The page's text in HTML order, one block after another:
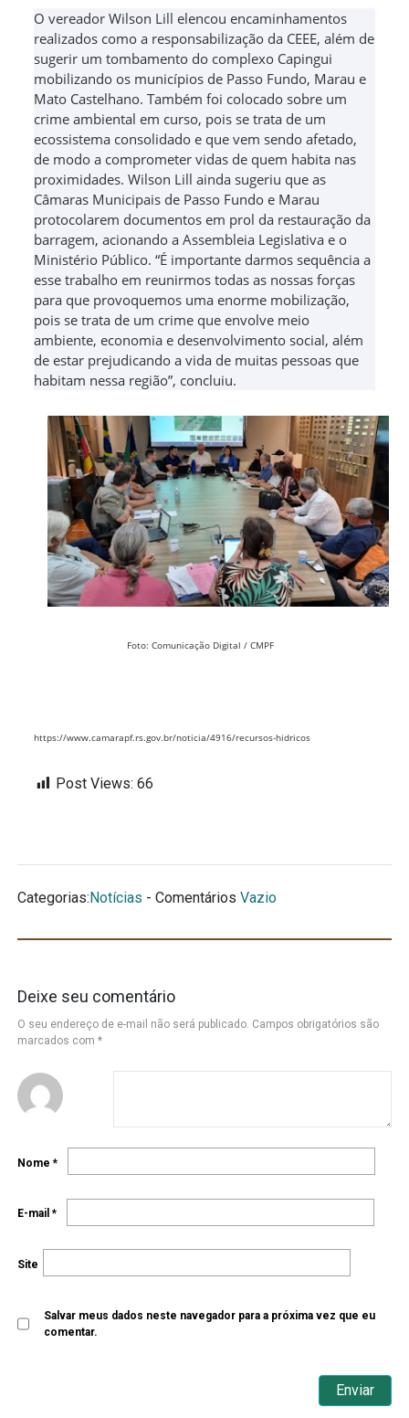
O vereador Wilson Lill elencou encaminhamentos
realizados como a responsabilização da CEEE, além de
sugerir um tombamento do complexo Capingui
mobilizando os municípios de Passo Fundo, Marau e
Mato Castelhano. Também foi colocado sobre um
crime ambiental em curso, pois se trata de um
ecossistema consolidado e que vem sendo afetado,
de modo a comprometer vidas de quem habita nas
proximidades. Wilson Lill ainda sugeriu que as
Câmaras Municipais de Passo Fundo e Marau
protocolarem documentos em prol da restauração da
barragem, acionando a Assembleia Legislativa e o
Ministério Público. “É importante darmos sequência a
esse trabalho em reunirmos todas as nossas forças
para que provoquemos uma enorme mobilização,
pois se trata de um crime que envolve meio
ambiente, economia e desenvolvimento social, além
de estar prejudicando a vida de muitas pessoas que
habitam nessa região”, concluiu.
Foto: Comunicação Digital / CMPF
https://www.camarapf.rs.gov.br/noticia/4916/recursos-hidricos
Post Views: 66
Categorias: Notícias - Comentários Vazio
Deixe seu comentário
O seu endereço de e-mail não será publicado. Campos obrigatórios são
marcados com *
Nome *
E-mail *
Site
Salvar meus dados neste navegador para a próxima vez que eu
comentar.